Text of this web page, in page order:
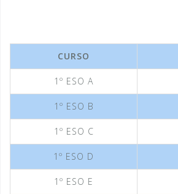
CURSO
1º ESO A
1º ESO B
1º ESO C
1º ESO D
1º ESO E